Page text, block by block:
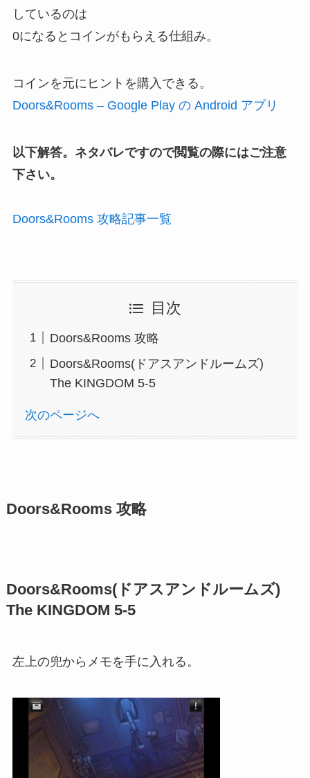
しているのは
0になるとコインがもらえる仕組み。
コインを元にヒントを購入できる。
Doors&Rooms – Google Play の Android アプリ
以下解答。ネタバレですので閲覧の際にはご注意
下さい。
Doors&Rooms 攻略記事一覧
目次
Doors&Rooms 攻略
Doors&Rooms(ドアスアンドルームズ)
The KINGDOM 5-5
次のページへ
Doors&Rooms 攻略
Doors&Rooms(ドアスアンドルームズ)
The KINGDOM 5-5
左上の兜からメモを手に入れる。